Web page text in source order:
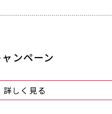
ンペーン
詳しく見る